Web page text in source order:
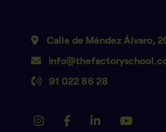
Calle de Méndez Álvaro,
91 022 86 28